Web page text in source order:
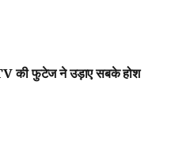
की फुटेज ने उड़ाए सबके होश